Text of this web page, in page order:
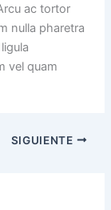
ac tortor
nulla pharetra
vel quam
SIGUIENTE